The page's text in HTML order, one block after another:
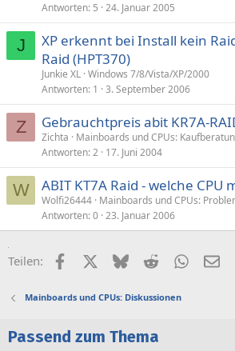
Antworten 5 24. Januar 2005
J
XP erkennt bei Install kein
Raid (HPT370)
Junkie XL Windows 7/8/Vista/XP/2000
Antworten 1 3. September 2006
Z Gebrauchtpreis abit KR7A-
Zichta
Mainboards und CPUs:
Antworten 2 17. Juni 2004
W ABIT KT7A Raid - welche CPU
Wolfi26444 Mainboards und CPUs:
Antworten 0 23. Januar 2006
Teilen: FacebookX (Twitter)
BlueskyReddit E-
Mainboards und CPUs: Diskussionen
Passend zum Thema